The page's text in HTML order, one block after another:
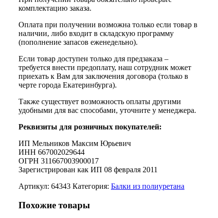
комплектацию заказа.
Оплата при получении возможна только если товар в
наличии, либо входит в складскую программу
(пополнение запасов еженедельно).
Если товар доступен только для предзаказа –
требуется внести предоплату, наш сотрудник может
приехать к Вам для заключения договора (только в
черте города Екатеринбурга).
Также существует возможность оплаты другими
удобными для вас способами, уточните у менеджера.
Реквизиты для розничных покупателей:
ИП Мельников Максим Юрьевич
ИНН 667002029644
ОГРН 311667003900017
Зарегистрирован как ИП 08 февраля 2011
Артикул: 64343 Категория: Балки из полиуретана
Похожие товары